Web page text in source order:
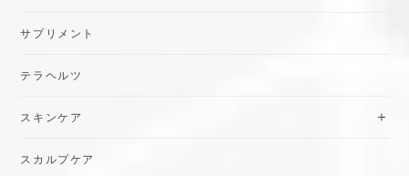
サプリメント
テラヘルツ
スキンケア
スカルプケア